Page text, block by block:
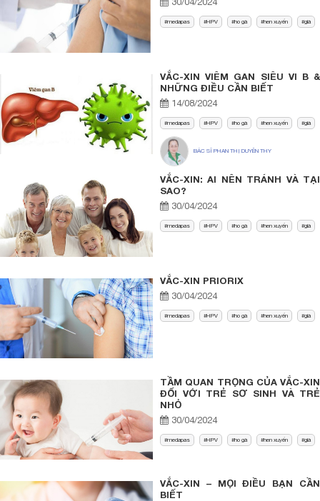
medapas HPV ho gà hen xuyển già
VẮC-XIN VIÊM GAN SIÊU VI B &
NHỮNG ĐIỀU CẦN BIẾT
14/08/2024
medapas HPV ho gà hen xuyển già
BÁC SĨ PHAN THỊ DUYÊN THY
VẮC-XIN: AI NÊN TRÁNH VÀ TẠI
SAO?
30/04/2024
medapas HPV ho gà hen xuyển già
VẮC-XIN PRIORIX
30/04/2024
medapas HPV ho gà hen xuyển già
TẦM QUAN TRỌNG CỦA VẮC-XIN
ĐỐI VỚI TRẺ SƠ SINH VÀ TRẺ
NHỎ
30/04/2024
medapas HPV ho gà hen xuyển già
VẮC-XIN – MỌI ĐIỀU BẠN CẦN
BIẾT